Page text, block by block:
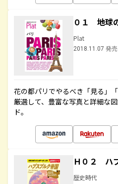
０１ 地球
Plat
2018.11.07 発売
花の都パリでやるべき「見る」
厳選して、豊富な写真と詳細な
ド。
Ｈ０２ ハ
歴史時代